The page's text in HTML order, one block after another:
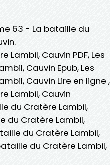
63 - La bataille du
Cauvin PDF, Les
Cauvin Epub, Les
Cauvin Lire en ligne ,
Lambil, Cauvin
du Cratère Lambil,
du Cratère Lambil,
du Cratère Lambil,
du Cratère Lambil,